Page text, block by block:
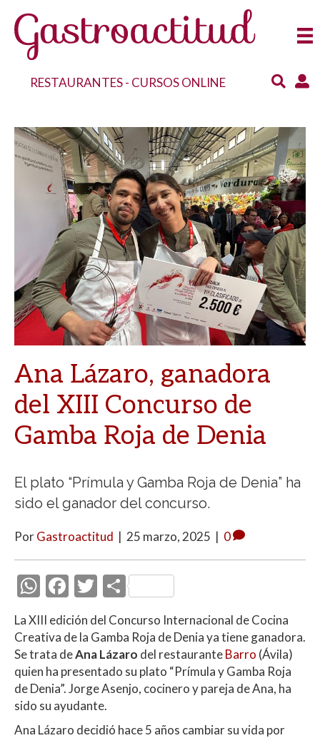
RESTAURANTES- CURSOS ONLINE
Ana Lázaro, ganadora
del XIII Concurso de
Gamba Roja de Denia
El plato “Prímula y Gamba Roja de Denia” ha
sido el ganador del concurso.
PorGastroactitud | 25 marzo, 2025 | 0
W
h
at
s
A
p
p
F
ac
e
b
o
o
k
T
w
itt
er
C
m
p
ar
ti
r
La XIII edición del Concurso Internacional de Cocina
Creativa de la Gamba Roja de Denia ya tiene ganadora.
Se trata deAna Lázaro del restauranteBarro (Ávila)
quien ha presentado su plato “Prímula y Gamba Roja
de Denia”. Jorge Asenjo, cocinero y pareja de Ana, ha
sido su ayudante.
Ana Lázaro decidió hace 5 años cambiar su vida por